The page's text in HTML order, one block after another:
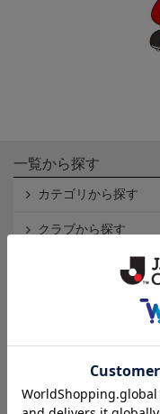
一覧から探す
カテゴリから探す
クラブから探す
インフォメーション
個人情報保護方針